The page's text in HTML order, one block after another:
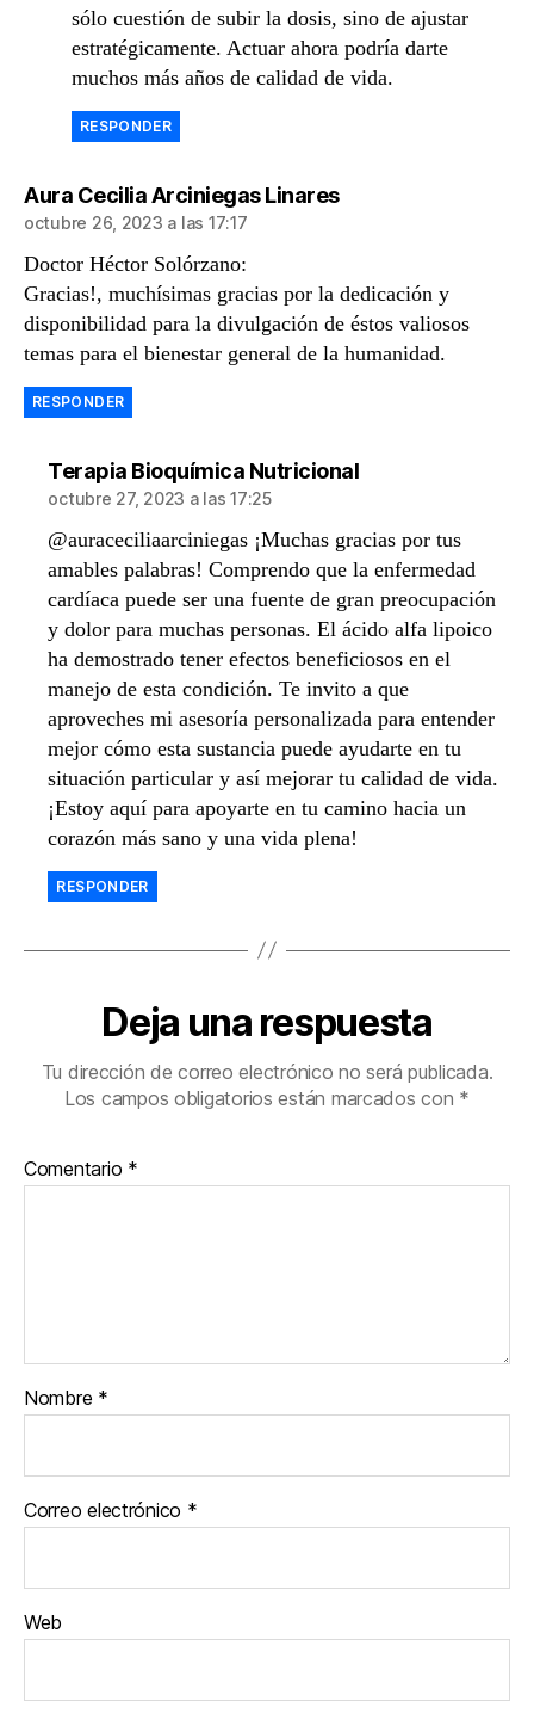
sólo cuestión de subir la dosis, sino de ajustar
estratégicamente. Actuar ahora podría darte
muchos más años de calidad de vida.
RESPONDER
Aura Cecilia Arciniegas Linaresdice:
octubre 26, 2023 a las 17:17
Doctor Héctor Solórzano:
Gracias!, muchísimas gracias por la dedicación y
disponibilidad para la divulgación de éstos valiosos
temas para el bienestar general de la humanidad.
RESPONDER
Terapia Bioquímica Nutricionaldice:
octubre 27, 2023 a las 17:25
@auraceciliaarciniegas ¡Muchas gracias por tus
amables palabras! Comprendo que la enfermedad
cardíaca puede ser una fuente de gran preocupación
y dolor para muchas personas. El ácido alfa lipoico
ha demostrado tener efectos beneficiosos en el
manejo de esta condición. Te invito a que
aproveches mi asesoría personalizada para entender
mejor cómo esta sustancia puede ayudarte en tu
situación particular y así mejorar tu calidad de vida.
¡Estoy aquí para apoyarte en tu camino hacia un
corazón más sano y una vida plena!
RESPONDER
Deja una respuesta
Tu dirección de correo electrónico no será publicada.
Los campos obligatorios están marcados con *
Comentario *
Nombre *
Correo electrónico *
Web